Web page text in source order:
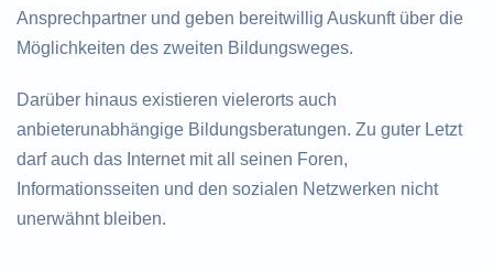
Ansprechpartner und geben bereitwillig Auskunft über die
Möglichkeiten des zweiten Bildungsweges.
Darüber hinaus existieren vielerorts auch
anbieterunabhängige Bildungsberatungen. Zu guter Letzt
darf auch das Internet mit all seinen Foren,
Informationsseiten und den sozialen Netzwerken nicht
unerwähnt bleiben.